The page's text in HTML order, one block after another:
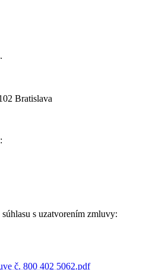
Bratislava
s uzatvorením zmluvy:
č. 800 402 5062.pdf